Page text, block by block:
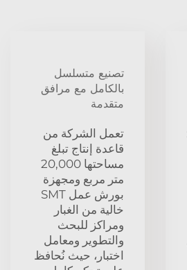
تصنيع متسلسل
بالكامل مع مرافق
متقدمة
تعمل الشركة من
قاعدة إنتاج تبلغ
مساحتها 20,000
متر مربع ومجهزة
بورش عمل SMT
خالية من الغبار
ومراكز للبحث
والتطوير ومعامل
اختبار، حيث نُحافظ